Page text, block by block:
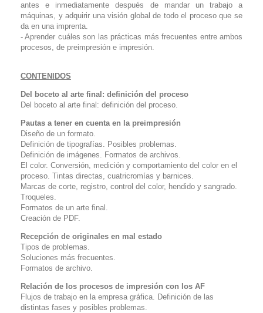
antes e inmediatamente después de mandar un trabajo a
máquinas, y adquirir una visión global de todo el proceso que se
da en una imprenta.
- Aprender cuáles son las prácticas más frecuentes entre ambos
procesos, de preimpresión e impresión.
CONTENIDOS
Del boceto al arte final: definición del proceso
Del boceto al arte final: definición del proceso.
Pautas a tener en cuenta en la preimpresión
Diseño de un formato.
Definición de tipografías. Posibles problemas.
Definición de imágenes. Formatos de archivos.
El color. Conversión, medición y comportamiento del color en el
proceso. Tintas directas, cuatricromías y barnices.
Marcas de corte, registro, control del color, hendido y sangrado.
Troqueles.
Formatos de un arte final.
Creación de PDF.
Recepción de originales en mal estado
Tipos de problemas.
Soluciones más frecuentes.
Formatos de archivo.
Relación de los procesos de impresión con los AF
Flujos de trabajo en la empresa gráfica. Definición de las
distintas fases y posibles problemas.